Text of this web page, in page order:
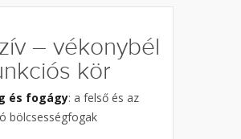
– vékonybél
kör
és fogágy: a felső és az
bölcsességfogak